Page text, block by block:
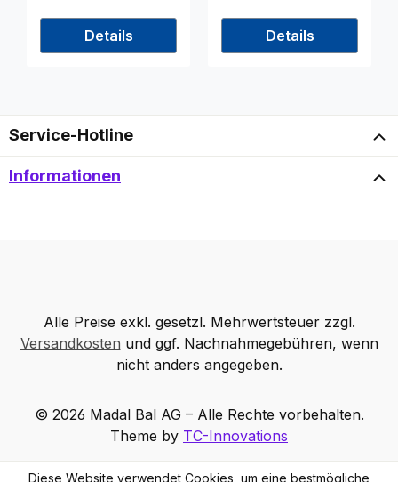
Details Details
Service-Hotline
Informationen
Alle Preise exkl. gesetzl. Mehrwertsteuer zzgl.
Versandkosten und ggf. Nachnahmegebühren, wenn
nicht anders angegeben.
© 2026 Madal Bal AG – Alle Rechte vorbehalten.
Theme by TC-Innovations
Diese Website verwendet Cookies, um eine bestmögliche